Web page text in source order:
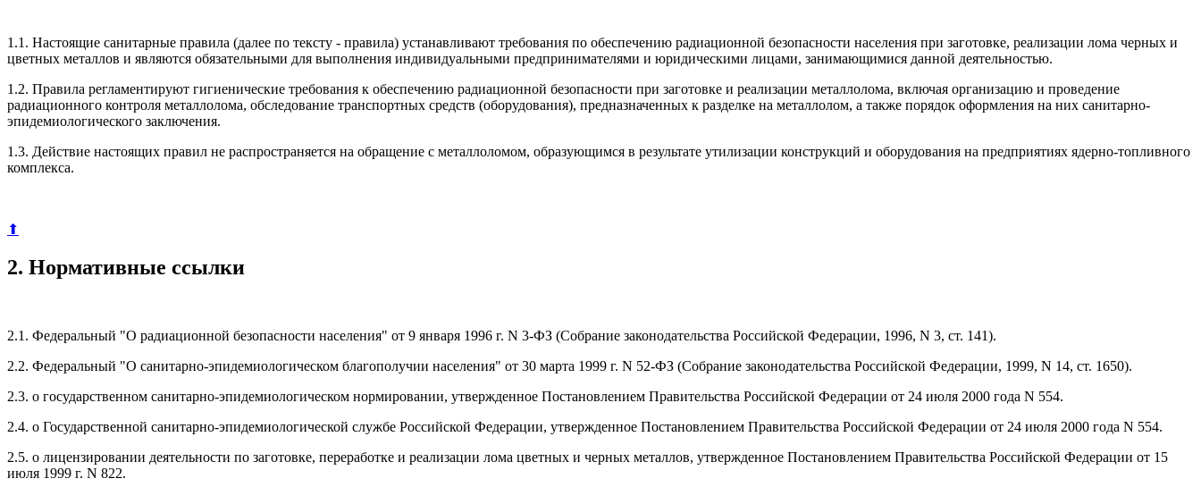
1.1. Настоящие санитарные правила (далее по тексту - правила) устанавливают требования по обеспечению радиационной безопасности населения при заготовке, реализации лома черных и
цветных металлов и являются обязательными для выполнения индивидуальными предпринимателями и юридическими лицами, занимающимися данной деятельностью.
1.2. Правила регламентируют гигиенические требования к обеспечению радиационной безопасности при заготовке и реализации металлолома, включая организацию и проведение
радиационного контроля металлолома, обследование транспортных средств (оборудования), предназначенных к разделке на металлолом, а также порядок оформления на них санитарно-
эпидемиологического заключения.
1.3. Действие настоящих правил не распространяется на обращение с металлоломом, образующимся в результате утилизации конструкций и оборудования на предприятиях ядерно-топливного
комплекса.
⬆
2. Нормативные ссылки
2.1. Федеральный "О радиационной безопасности населения" от 9 января 1996 г. N 3-ФЗ (Собрание законодательства Российской Федерации, 1996, N 3, ст. 141).
2.2. Федеральный "О санитарно-эпидемиологическом благополучии населения" от 30 марта 1999 г. N 52-ФЗ (Собрание законодательства Российской Федерации, 1999, N 14, ст. 1650).
2.3. о государственном санитарно-эпидемиологическом нормировании, утвержденное Постановлением Правительства Российской Федерации от 24 июля 2000 года N 554.
2.4. о Государственной санитарно-эпидемиологической службе Российской Федерации, утвержденное Постановлением Правительства Российской Федерации от 24 июля 2000 года N 554.
2.5. о лицензировании деятельности по заготовке, переработке и реализации лома цветных и черных металлов, утвержденное Постановлением Правительства Российской Федерации от 15
июля 1999 г. N 822.